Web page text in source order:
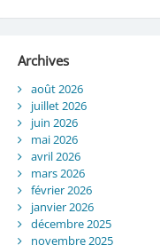
Archives
août 2026
juillet 2026
juin 2026
mai 2026
avril 2026
mars 2026
février 2026
janvier 2026
décembre 2025
novembre 2025